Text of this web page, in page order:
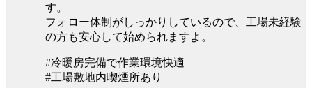
す。
フォロー体制がしっかりしているので、工場未経験
の方も安心して始められますよ。
#冷暖房完備で作業環境快適
#工場敷地内喫煙所あり